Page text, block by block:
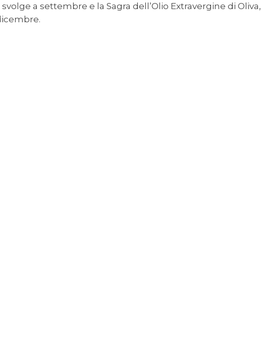
a settembre e la Sagra dell’Olio Extravergine di Oliva,